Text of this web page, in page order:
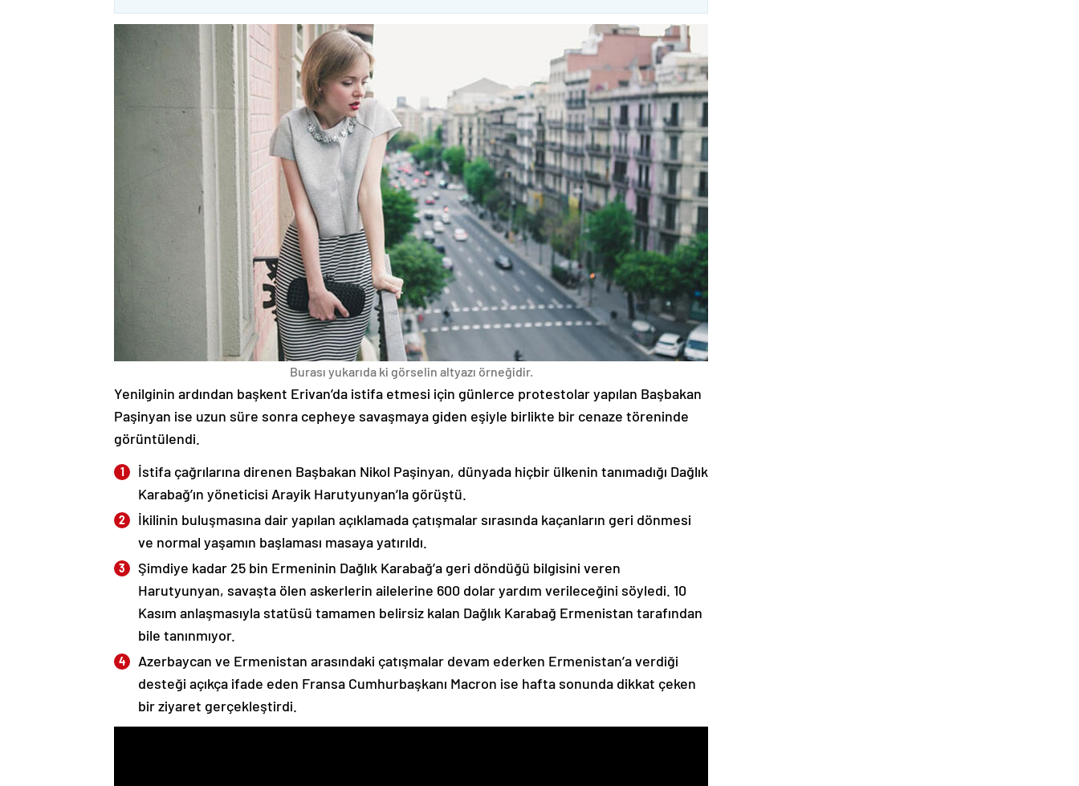
Burası yukarıda ki görselin altyazı örneğidir.
Yenilginin ardından başkent Erivan’da istifa etmesi için günlerce protestolar yapılan Başbakan
Paşinyan ise uzun süre sonra cepheye savaşmaya giden eşiyle birlikte bir cenaze töreninde
görüntülendi.
İstifa çağrılarına direnen Başbakan Nikol Paşinyan, dünyada hiçbir ülkenin tanımadığı Dağlık
Karabağ’ın yöneticisi Arayik Harutyunyan’la görüştü.
İkilinin buluşmasına dair yapılan açıklamada çatışmalar sırasında kaçanların geri dönmesi
ve normal yaşamın başlaması masaya yatırıldı.
Şimdiye kadar 25 bin Ermeninin Dağlık Karabağ’a geri döndüğü bilgisini veren
Harutyunyan, savaşta ölen askerlerin ailelerine 600 dolar yardım verileceğini söyledi. 10
Kasım anlaşmasıyla statüsü tamamen belirsiz kalan Dağlık Karabağ Ermenistan tarafından
bile tanınmıyor.
Azerbaycan ve Ermenistan arasındaki çatışmalar devam ederken Ermenistan’a verdiği
desteği açıkça ifade eden Fransa Cumhurbaşkanı Macron ise hafta sonunda dikkat çeken
bir ziyaret gerçekleştirdi.